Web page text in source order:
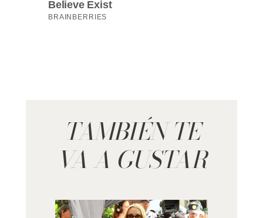
TAMBIÉN TE
VA A GUSTAR